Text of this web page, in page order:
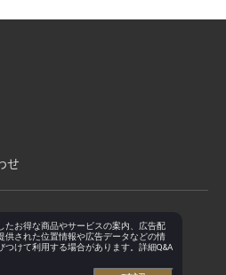
せ
たお得な商品やサービスの案内、広告配
供された位置情報や広告データなどの情
けて利用する場合があります。詳細Q&A